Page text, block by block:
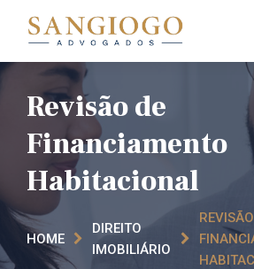
Revisão de
Financiamento
Habitacional
HOME
DIREITO
IMOBILIÁRIO